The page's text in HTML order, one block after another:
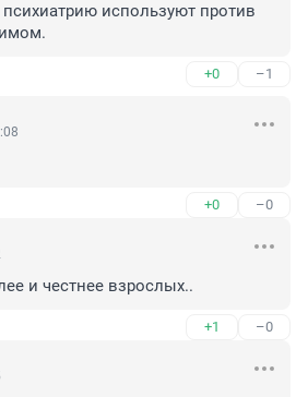
используют против
+0 –1
+0 –0
и честнее взрослых..
+1 –0